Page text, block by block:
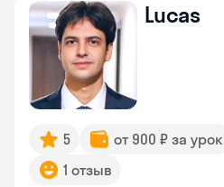
Lucas
5 от 900 ₽ за урок
1 отзыв